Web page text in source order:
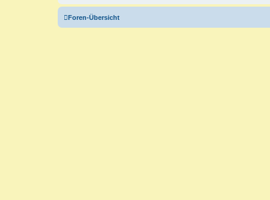
Foren-Übersicht